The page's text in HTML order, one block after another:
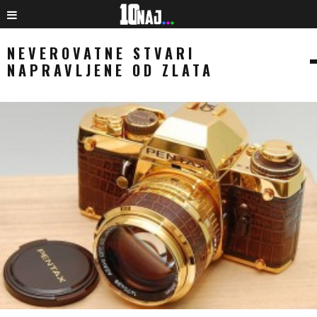
NEVEROVATNE STVARI
NAPRAVLJENE OD ZLATA